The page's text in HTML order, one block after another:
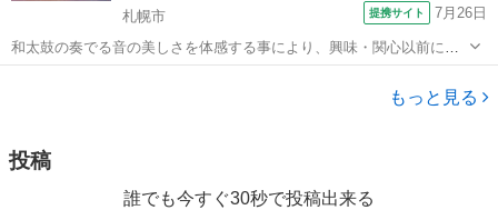
札幌市 提携サイト 7月26日
和太鼓の奏でる音の美しさを体感する事により、興味・関心以前に音
楽を求める潜在的なエネルギーを目覚めさせ、生き生きと我を忘れて
没頭できる魅力的な世界をつくり出す事ができます。 あなたも和太鼓
もっと見る
投稿
誰でも今すぐ30秒で投稿出来る